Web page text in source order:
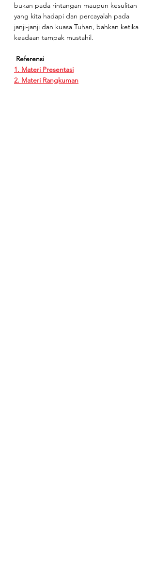
bukan pada rintangan maupun kesulitan
yang kita hadapi dan percayalah pada
janji-janji dan kuasa Tuhan, bahkan ketika
keadaan tampak mustahil.
Referensi
1. Materi Presentasi
2. Materi Rangkuman